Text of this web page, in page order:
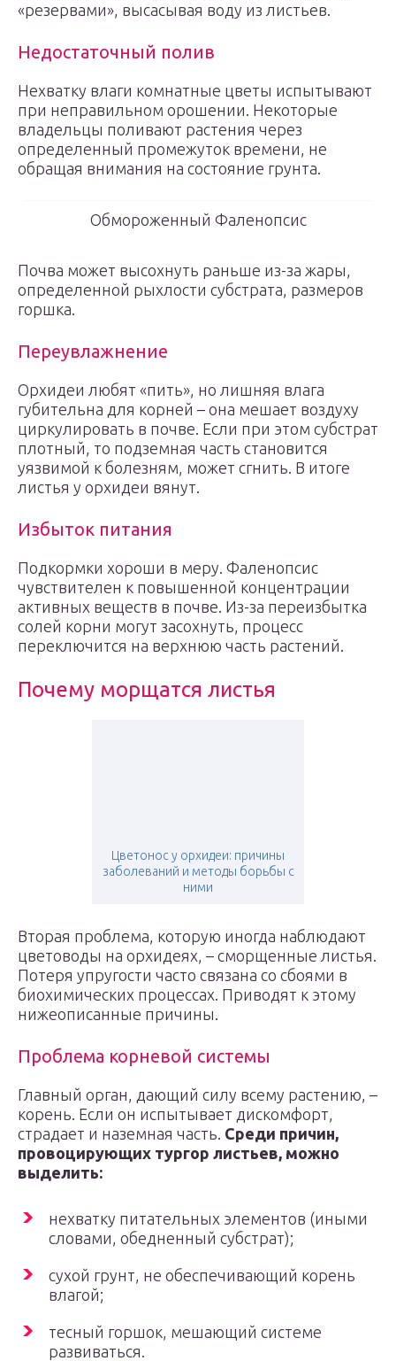
«резервами», высасывая воду из листьев.
Недостаточный полив
Нехватку влаги комнатные цветы испытывают
при неправильном орошении. Некоторые
владельцы поливают растения через
определенный промежуток времени, не
обращая внимания на состояние грунта.
Обмороженный Фаленопсис
Почва может высохнуть раньше из-за жары,
определенной рыхлости субстрата, размеров
горшка.
Переувлажнение
Орхидеи любят «пить», но лишняя влага
губительна для корней – она мешает воздуху
циркулировать в почве. Если при этом субстрат
плотный, то подземная часть становится
уязвимой к болезням, может сгнить. В итоге
листья у орхидеи вянут.
Избыток питания
Подкормки хороши в меру. Фаленопсис
чувствителен к повышенной концентрации
активных веществ в почве. Из-за переизбытка
солей корни могут засохнуть, процесс
переключится на верхнюю часть растений.
Почему морщатся листья
Цветонос у орхидеи: причины
заболеваний и методы борьбы с
ними
Вторая проблема, которую иногда наблюдают
цветоводы на орхидеях, – сморщенные листья.
Потеря упругости часто связана со сбоями в
биохимических процессах. Приводят к этому
нижеописанные причины.
Проблема корневой системы
Главный орган, дающий силу всему растению, –
корень. Если он испытывает дискомфорт,
страдает и наземная часть. Среди причин,
провоцирующих тургор листьев, можно
выделить:
нехватку питательных элементов (иными
словами, обедненный субстрат);
сухой грунт, не обеспечивающий корень
влагой;
тесный горшок, мешающий системе
развиваться.